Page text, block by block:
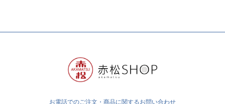
お電話でのご注文・商品に関するお問い合わせ